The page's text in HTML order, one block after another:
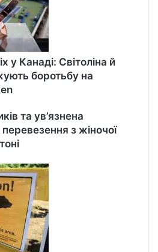
у Канаді: Світоліна й
боротьбу на
та ув’язнена
з жіночої